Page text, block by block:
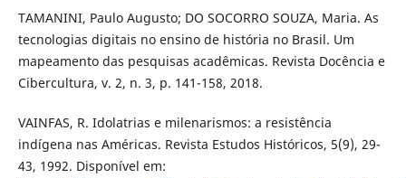
TAMANINI, Paulo Augusto; DO SOCORRO SOUZA, Maria. As
tecnologias digitais no ensino de história no Brasil. Um
mapeamento das pesquisas acadêmicas. Revista Docência e
Cibercultura, v. 2, n. 3, p. 141-158, 2018.
VAINFAS, R. Idolatrias e milenarismos: a resistência
indígena nas Américas. Revista Estudos Históricos, 5(9), 29-
43, 1992. Disponível em: